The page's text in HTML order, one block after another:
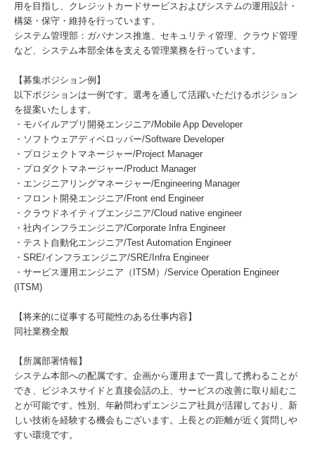
用を目指し、クレジットカードサービスおよびシステムの運用設計・
構築・保守・維持を行っています。
システム管理部：ガバナンス推進、セキュリティ管理、クラウド管理
など、システム本部全体を支える管理業務を行っています。
【募集ポジション例】
以下ポジションは一例です。選考を通して活躍いただけるポジション
を提案いたします。
・モバイルアプリ開発エンジニア/Mobile App Developer
・ソフトウェアディベロッパー/Software Developer
・プロジェクトマネージャー/Project Manager
・プロダクトマネージャー/Product Manager
・エンジニアリングマネージャー/Engineering Manager
・フロント開発エンジニア/Front end Engineer
・クラウドネイティブエンジニア/Cloud native engineer
・社内インフラエンジニア/Corporate Infra Engineer
・テスト自動化エンジニア/Test Automation Engineer
・SRE/インフラエンジニア/SRE/Infra Engineer
・サービス運用エンジニア（ITSM）/Service Operation Engineer
(ITSM)
【将来的に従事する可能性のある仕事内容】
同社業務全般
【所属部署情報】
システム本部への配属です。企画から運用まで一貫して携わることが
でき、ビジネスサイドと直接会話の上、サービスの改善に取り組むこ
とが可能です。性別、年齢問わずエンジニア社員が活躍しており、新
しい技術を経験する機会もございます。上長との距離が近く質問しや
すい環境です。